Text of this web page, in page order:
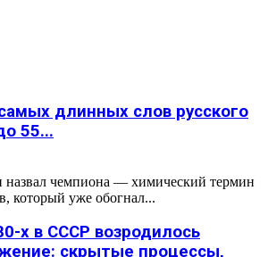
длинных слов русского
55...
назвал чемпиона — химический термин
который уже обогнал...
х в СССР возродилось
скрытые процессы,